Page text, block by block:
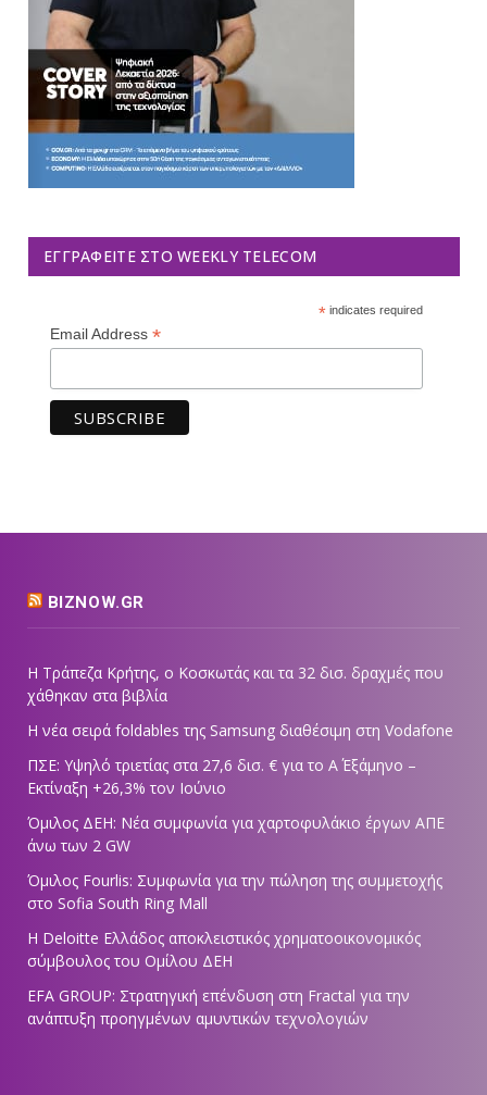
ΕΓΓΡΑΦΕΊΤΕ ΣΤΟ WEEKLY TELECOM
*indicates required
Email Address *
BIZNOW.GR
Η Τράπεζα Κρήτης, ο Κοσκωτάς και τα 32 δισ. δραχμές που
χάθηκαν στα βιβλία
Η νέα σειρά foldables της Samsung διαθέσιμη στη Vodafone
ΠΣΕ: Υψηλό τριετίας στα 27,6 δισ. € για το Α΄ Εξάμηνο –
Εκτίναξη +26,3% τον Ιούνιο
Όμιλος ΔΕΗ: Νέα συμφωνία για χαρτοφυλάκιο έργων ΑΠΕ
άνω των 2 GW
Όμιλος Fourlis: Συμφωνία για την πώληση της συμμετοχής
στο Sofia South Ring Mall
Η Deloitte Ελλάδος αποκλειστικός χρηματοοικονομικός
σύμβουλος του Ομίλου ΔΕΗ
EFA GROUP: Στρατηγική επένδυση στη Fractal για την
ανάπτυξη προηγμένων αμυντικών τεχνολογιών